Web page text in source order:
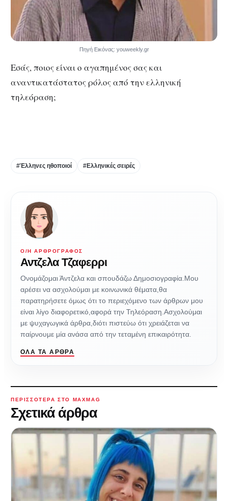
Πηγή Εικόνας: youweekly.gr
Εσάς, ποιος είναι ο αγαπημένος σας και
αναντικατάστατος ρόλος από την ελληνική
τηλεόραση;
#Έλληνες ηθοποιοί #Ελληνικές σειρές
Ο/Η ΑΡΘΡΟΓΡΆΦΟΣ
Αντζελα Τζαφερρι
Ονομάζομαι Άντζελα και σπουδάζω Δημοσιογραφία.Μου
αρέσει να ασχολούμαι με κοινωνικά θέματα,θα
παρατηρήσετε όμως ότι το περιεχόμενο των άρθρων μου
είναι λίγο διαφορετικό,αφορά την Τηλεόραση.Ασχολούμαι
με ψυχαγωγικά άρθρα,διότι πιστεύω ότι χρειάζεται να
παίρνουμε μία ανάσα από την τεταμένη επικαιρότητα.
ΌΛΑ ΤΑ ΆΡΘΡΑ
ΠΕΡΙΣΣΌΤΕΡΑ ΣΤΟ MAXMAG
Σχετικά άρθρα